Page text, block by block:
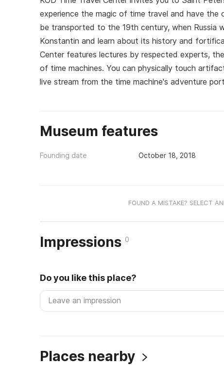
experience the magic of time travel and have
be transported to the 19th century, when Russia
Konstantin and learn about its history and
Center features lectures by respected experts,
of time machines. You can physically touch
live stream from the time machine's adventure
Museum features
Founding date October 18, 2018
FOUND A MISTAKE? SELECT
Impressions 0
Do you like this place?
Places nearby